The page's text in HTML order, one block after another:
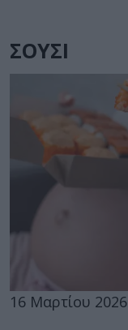
ΣΟΥΣΙ
16 Μαρτίου 2026